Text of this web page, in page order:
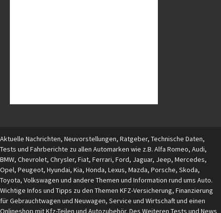
Aktuelle Nachrichten, Neuvorstellungen, Ratgeber, Technische Daten,
Tests und Fahrberichte zu allen Automarken wie z.B. Alfa Romeo, Audi,
BMW, Chevrolet, Chrysler, Fiat, Ferrari, Ford, Jaguar, Jeep, Mercedes,
Opel, Peugeot, Hyundai, Kia, Honda, Lexus, Mazda, Porsche, Skoda,
Toyota, Volkswagen und andere Themen und Information rund ums Auto.
Wichtige Infos und Tipps zu den Themen KFZ-Versicherung, Finanzierung
für Gebrauchtwagen und Neuwagen, Service und Wirtschaft und einen
Onlineshop mit Kfz-Teilen und Autozubehör. Des Weiteren Tests und News